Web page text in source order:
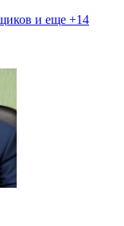
и еще +14